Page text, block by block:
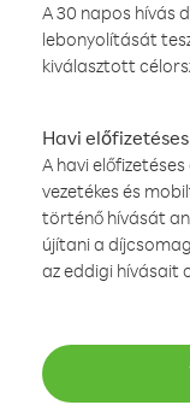
A 30 napos hívás
lebonyolítását
kiválasztott
Havi
A havi
vezetékes és
történő hívását
újítani a
az eddigi hívásait